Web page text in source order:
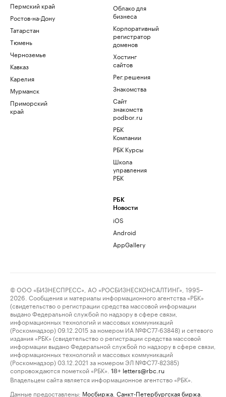
Пермский край
Ростов-на-Дону
Татарстан
Тюмень
Черноземье
Кавказ
Карелия
Мурманск
Приморский
край
Облако для
бизнеса
Корпоративный
регистратор
доменов
Хостинг
сайтов
Рег.решения
Знакомства
Сайт
знакомств
podbor.ru
РБК
Компании
РБК Курсы
Школа
управления
РБК
РБК
Новости
iOS
Android
AppGallery
© ООО «БИЗНЕСПРЕСС», АО «РОСБИЗНЕСКОНСАЛТИНГ», 1995–
2026. Сообщения и материалы информационного агентства «РБК»
(свидетельство о регистрации средства массовой информации
выдано Федеральной службой по надзору в сфере связи,
информационных технологий и массовых коммуникаций
(Роскомнадзор) 09.12.2015 за номером ИА №ФС77-63848) и сетевого
издания «РБК» (свидетельство о регистрации средства массовой
информации выдано Федеральной службой по надзору в сфере связи,
информационных технологий и массовых коммуникаций
(Роскомнадзор) 03.12.2021 за номером ЭЛ №ФС77-82385)
сопровождаются пометкой «РБК».
18+ letters@rbc.ru
Владельцем сайта является информационное агентство «РБК».
Данные предоставлены: Мосбиржа Санкт-Петербургская биржа